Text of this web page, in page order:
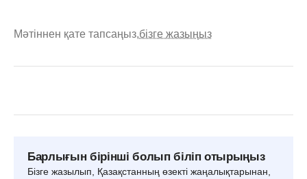
Мәтіннен қате тапсаңыз,бізге жазыңыз
Барлығын бірінші болып біліп отырыңыз
Бізге жазылып, Қазақстанның өзекті жаңалықтарынан,